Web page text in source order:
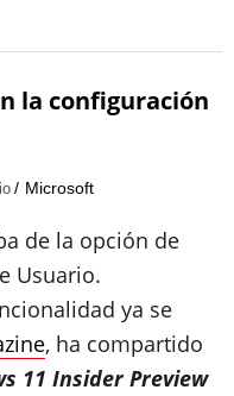
la configuración
Microsoft
de la opción de
Usuario.
ya se
, ha compartido
11 Insider Preview